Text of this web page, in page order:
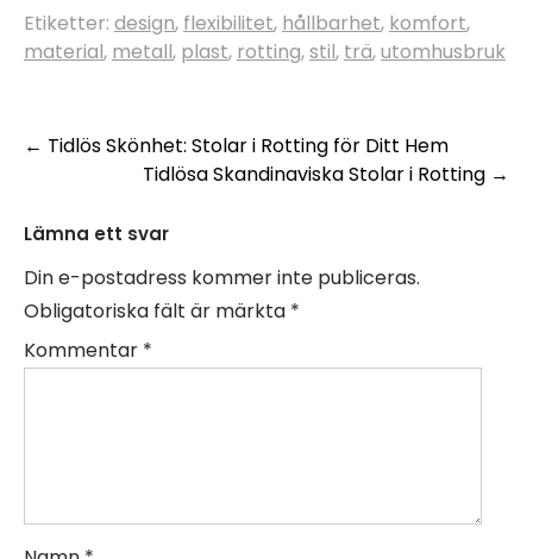
Etiketter: design, flexibilitet, hållbarhet, komfort,
material, metall, plast, rotting,stil, trä,utomhusbruk
Inläggsnavigering
← Tidlös Skönhet: Stolar i Rotting för Ditt Hem
Tidlösa Skandinaviska Stolar i Rotting →
Lämna ett svar
Din e-postadress kommer inte publiceras.
Obligatoriska fält är märkta *
Kommentar *